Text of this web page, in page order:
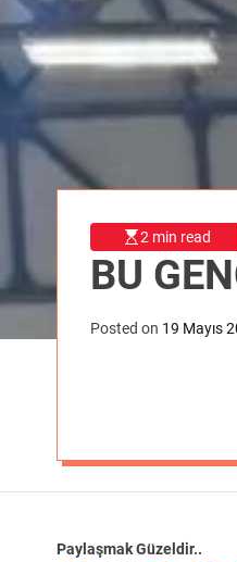
2 min read
BU
Posted on 19 Mayıs
Paylaşmak Güzeldir..